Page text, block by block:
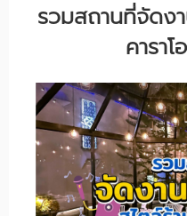
รวมสถานที่จัดง
คารา